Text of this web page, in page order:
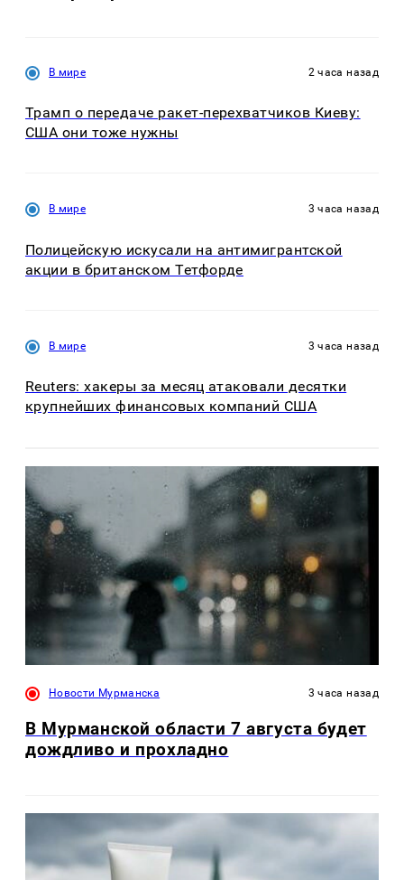
В мире 2 часа назад
Трамп о передаче ракет-перехватчиков Киеву:
США они тоже нужны
В мире 3 часа назад
Полицейскую искусали на антимигрантской
акции в британском Тетфорде
В мире 3 часа назад
Reuters: хакеры за месяц атаковали десятки
крупнейших финансовых компаний США
Новости Мурманска 3 часа назад
В Мурманской области 7 августа будет
дождливо и прохладно